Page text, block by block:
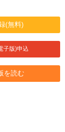
(無料)
子版)申込
を読む